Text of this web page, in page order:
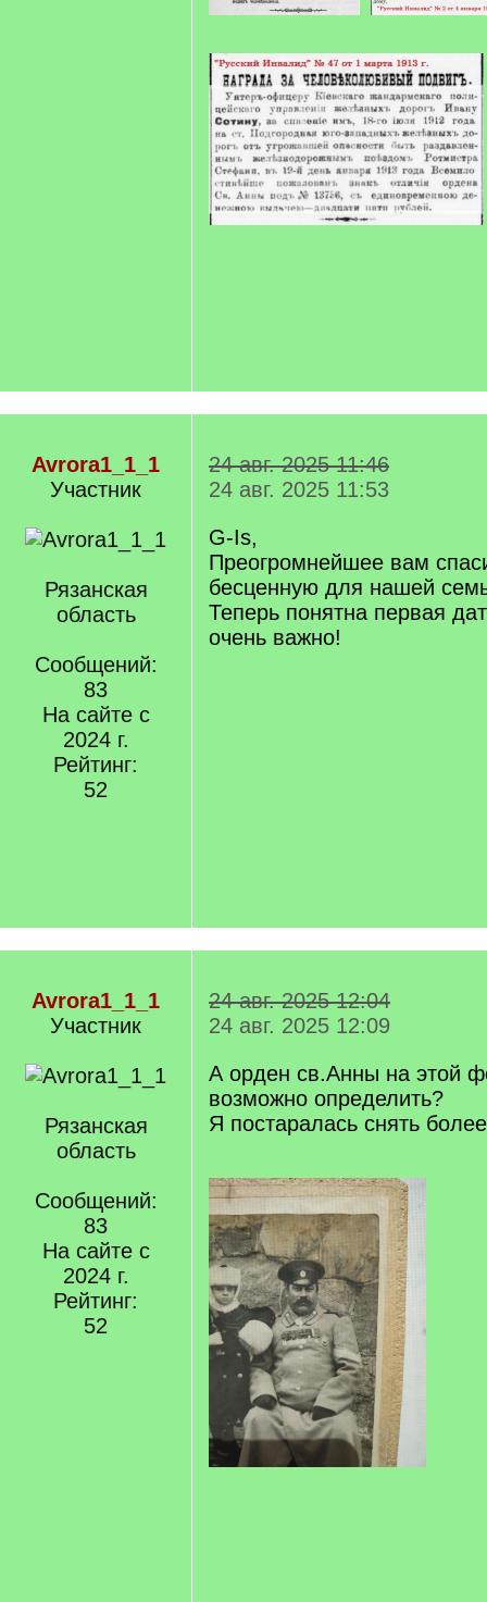
Avrora1_1_1
Участник
Рязанская
область
Сообщений:
83
На сайте с
2024 г.
Рейтинг:
52
24 авг. 2025 11:46
24 авг. 2025 11:53
G-Is,
Преогромнейшее вам
бесценную для нашей
Теперь понятна первая
очень важно!
Avrora1_1_1
Участник
Рязанская
область
Сообщений:
83
На сайте с
2024 г.
Рейтинг:
52
24 авг. 2025 12:04
24 авг. 2025 12:09
А орден св.Анны на этой
возможно определить?
Я постаралась снять